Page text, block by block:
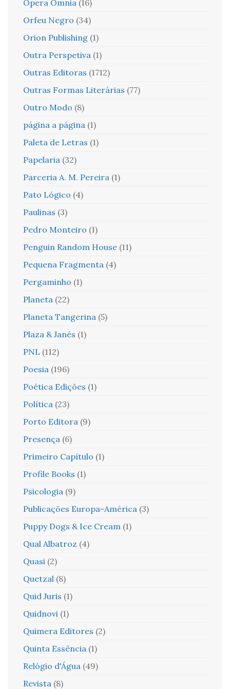
Opera Omnia (16)
Orfeu Negro (34)
Orion Publishing (1)
Outra Perspetiva (1)
Outras Editoras (1712)
Outras Formas Literárias (77)
Outro Modo (8)
página a página (1)
Paleta de Letras (1)
Papelaria (32)
Parceria A. M. Pereira (1)
Pato Lógico (4)
Paulinas (3)
Pedro Monteiro (1)
Penguin Random House (11)
Pequena Fragmenta (4)
Pergaminho (1)
Planeta (22)
Planeta Tangerina (5)
Plaza & Janés (1)
PNL (112)
Poesia (196)
Poética Edições (1)
Política (23)
Porto Editora (9)
Presença (6)
Primeiro Capítulo (1)
Profile Books (1)
Psicologia (9)
Publicações Europa-América (3)
Puppy Dogs & Ice Cream (1)
Qual Albatroz (4)
Quasi (2)
Quetzal (8)
Quid Juris (1)
Quidnovi (1)
Quimera Editores (2)
Quinta Essência (1)
Relógio d'Água (49)
Revista (8)